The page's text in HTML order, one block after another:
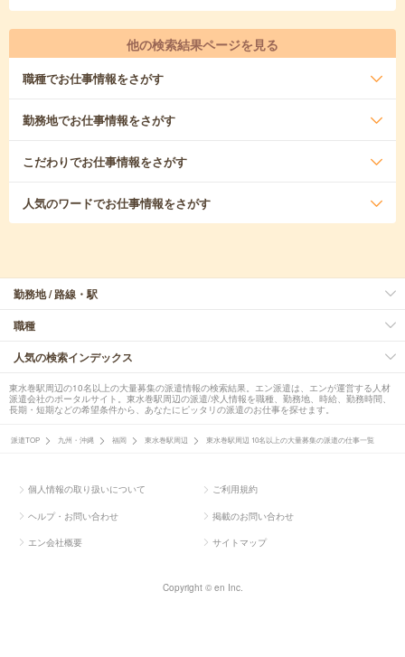
他の検索結果ページを見る
職種でお仕事情報をさがす
勤務地でお仕事情報をさがす
こだわりでお仕事情報をさがす
人気のワードでお仕事情報をさがす
勤務地 / 路線・駅
職種
人気の検索インデックス
東水巻駅周辺の10名以上の大量募集の派遣情報の検索結果。エン派遣は、エンが運営する人材
派遣会社のポータルサイト。東水巻駅周辺の派遣/求人情報を職種、勤務地、時給、勤務時間、
長期・短期などの希望条件から、あなたにピッタリの派遣のお仕事を探せます。
派遣TOP 九州・沖縄 福岡 東水巻駅周辺 東水巻駅周辺 10名以上の大量募集の派遣の仕事一覧
個人情報の取り扱いについて ご利用規約
ヘルプ・お問い合わせ 掲載のお問い合わせ
エン会社概要 サイトマップ
Copyright © en Inc.